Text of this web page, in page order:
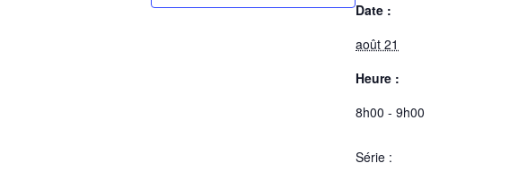
Date :
août 21
Heure :
8h00 - 9h00
Série :